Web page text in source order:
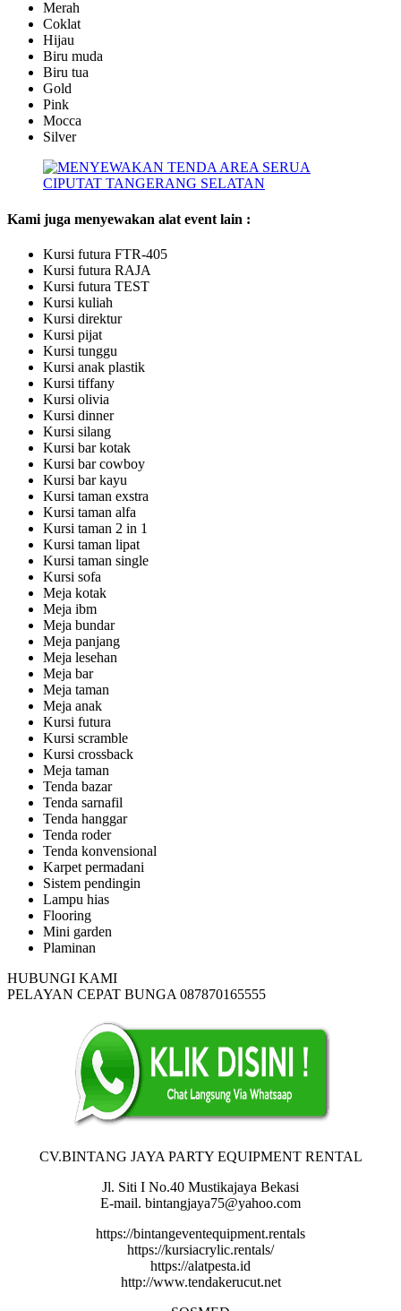
Merah
Coklat
Hijau
Biru muda
Biru tua
Gold
Pink
Mocca
Silver
Kami juga menyewakan alat event lain :
Kursi futura FTR-405
Kursi futura RAJA
Kursi futura TEST
Kursi kuliah
Kursi direktur
Kursi pijat
Kursi tunggu
Kursi anak plastik
Kursi tiffany
Kursi olivia
Kursi dinner
Kursi silang
Kursi bar kotak
Kursi bar cowboy
Kursi bar kayu
Kursi taman exstra
Kursi taman alfa
Kursi taman 2 in 1
Kursi taman lipat
Kursi taman single
Kursi sofa
Meja kotak
Meja ibm
Meja bundar
Meja panjang
Meja lesehan
Meja bar
Meja taman
Meja anak
Kursi futura
Kursi scramble
Kursi crossback
Meja taman
Tenda bazar
Tenda sarnafil
Tenda hanggar
Tenda roder
Tenda konvensional
Karpet permadani
Sistem pendingin
Lampu hias
Flooring
Mini garden
Plaminan
HUBUNGI KAMI
PELAYAN CEPAT BUNGA 087870165555
CV.BINTANG JAYA PARTY EQUIPMENT RENTAL
Jl. Siti I No.40 Mustikajaya Bekasi
E-mail. bintangjaya75@yahoo.com
https://bintangeventequipment.rentals
https://kursiacrylic.rentals/
https://alatpesta.id
http://www.tendakerucut.net